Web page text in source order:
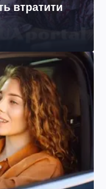
втратити